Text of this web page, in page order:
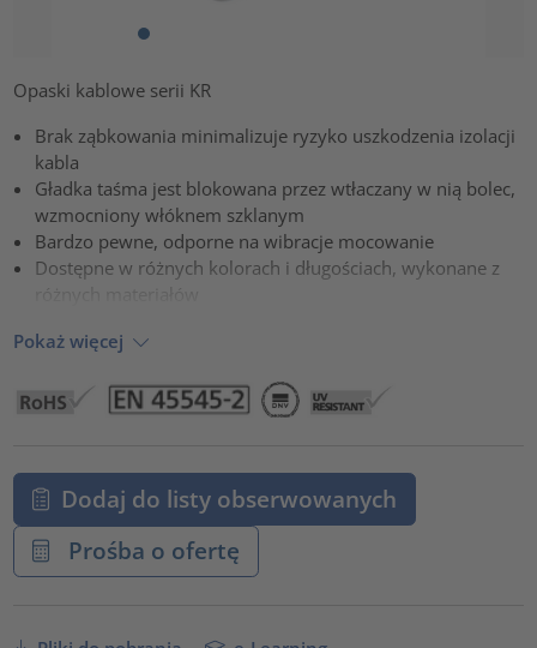
Opaski kablowe serii KR
Brak ząbkowania minimalizuje ryzyko uszkodzenia izolacji
kabla
Gładka taśma jest blokowana przez wtłaczany w nią bolec,
wzmocniony włóknem szklanym
Bardzo pewne, odporne na wibracje mocowanie
Dostępne w różnych kolorach i długościach, wykonane z
Pokaż więcej
Dodaj do listy obserwowanych
Prośba o ofertę